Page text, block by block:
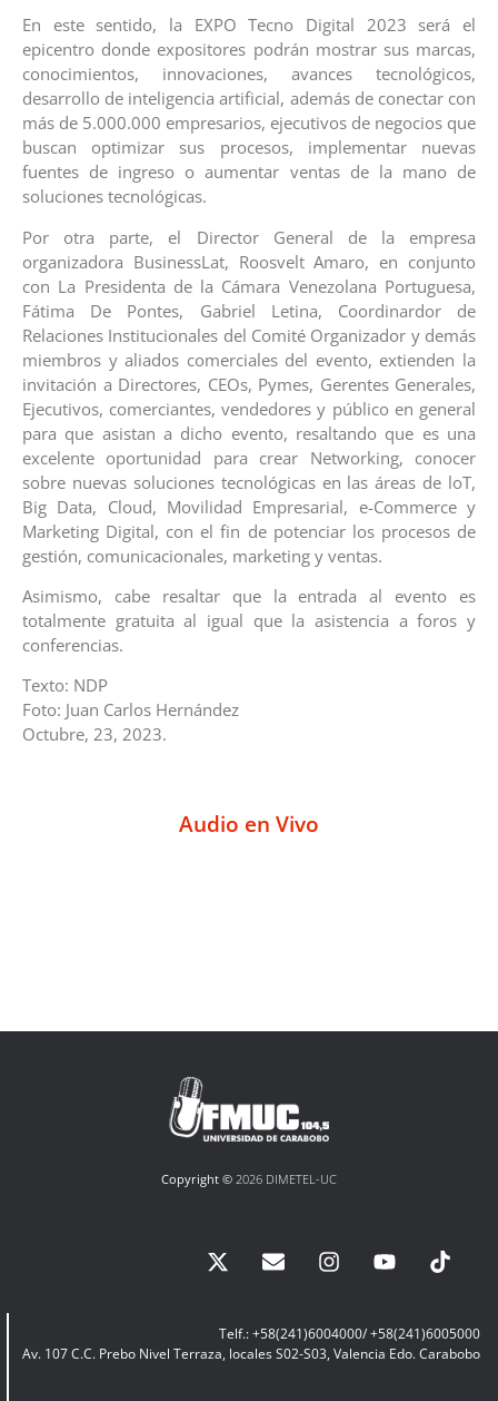
En este sentido, la EXPO Tecno Digital 2023 será el
epicentro donde expositores podrán mostrar sus marcas,
conocimientos, innovaciones, avances tecnológicos,
desarrollo de inteligencia artificial, además de conectar con
más de 5.000.000 empresarios, ejecutivos de negocios que
buscan optimizar sus procesos, implementar nuevas
fuentes de ingreso o aumentar ventas de la mano de
soluciones tecnológicas.
Por otra parte, el Director General de la empresa
organizadora BusinessLat, Roosvelt Amaro, en conjunto
con La Presidenta de la Cámara Venezolana Portuguesa,
Fátima De Pontes, Gabriel Letina, Coordinardor de
Relaciones Institucionales del Comité Organizador y demás
miembros y aliados comerciales del evento, extienden la
invitación a Directores, CEOs, Pymes, Gerentes Generales,
Ejecutivos, comerciantes, vendedores y público en general
para que asistan a dicho evento, resaltando que es una
excelente oportunidad para crear Networking, conocer
sobre nuevas soluciones tecnológicas en las áreas de loT,
Big Data, Cloud, Movilidad Empresarial, e-Commerce y
Marketing Digital, con el fin de potenciar los procesos de
gestión, comunicacionales, marketing y ventas.
Asimismo, cabe resaltar que la entrada al evento es
totalmente gratuita al igual que la asistencia a foros y
conferencias.
Texto: NDP
Foto: Juan Carlos Hernández
Octubre, 23, 2023.
Audio en Vivo
Copyright © 2026 DIMETEL-UC
Telf.: +58(241)6004000/ +58(241)6005000
Av. 107 C.C. Prebo Nivel Terraza, locales S02-S03, Valencia Edo. Carabobo